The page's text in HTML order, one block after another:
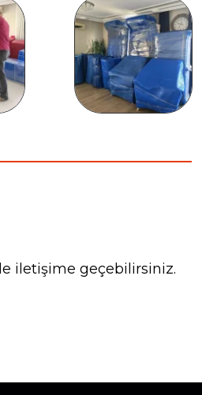
iletişime geçebilirsiniz.